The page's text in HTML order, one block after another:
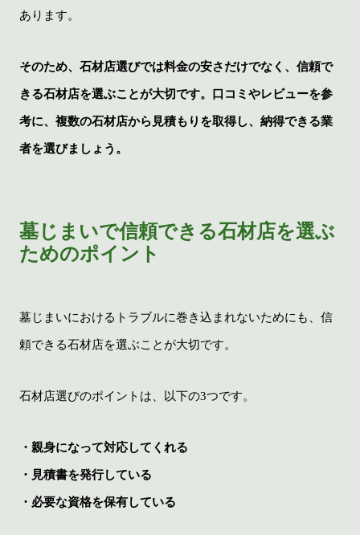
あります。
そのため、石材店選びでは料金の安さだけでなく、信頼で
きる石材店を選ぶことが大切です。口コミやレビューを参
考に、複数の石材店から見積もりを取得し、納得できる業
者を選びましょう。
墓じまいで信頼できる石材店を選ぶ
ためのポイント
墓じまいにおけるトラブルに巻き込まれないためにも、信
頼できる石材店を選ぶことが大切です。
石材店選びのポイントは、以下の3つです。
・親身になって対応してくれる
・見積書を発行している
・必要な資格を保有している